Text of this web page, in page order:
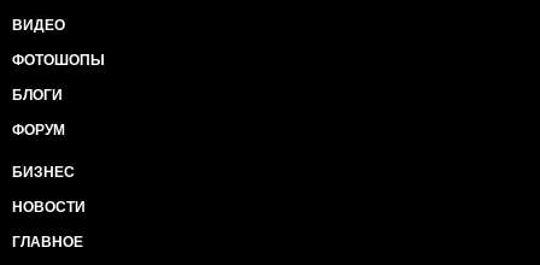
ВИДЕО
ФОТОШОПЫ
БЛОГИ
ФОРУМ
БИЗНЕС
НОВОСТИ
ГЛАВНОЕ